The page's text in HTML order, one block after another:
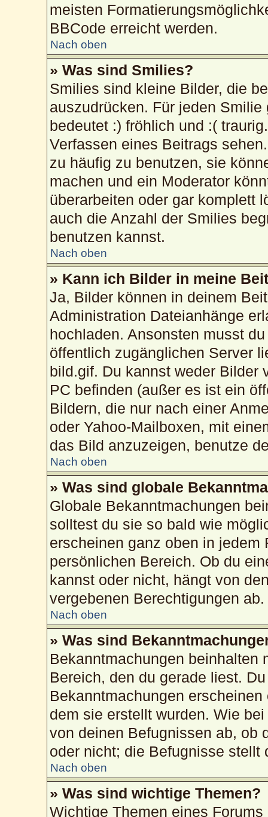
meisten
BBCode erreicht werden.
Nach oben
» Was sind Smilies?
Smilies sind kleine Bilder, die
auszudrücken. Für jeden
bedeutet :) fröhlich und :(
Verfassen eines Beitrags
zu häufig zu benutzen, sie
machen und ein Moderator
überarbeiten oder gar komplett
auch die Anzahl der Smilies
benutzen kannst.
Nach oben
» Kann ich Bilder in meine
Ja, Bilder können in deinem
Administration Dateianhänge
hochladen. Ansonsten musst
öffentlich zugänglichen Server
bild.gif. Du kannst weder Bilder
PC befinden (außer es ist ein
Bildern, die nur nach einer
oder Yahoo-Mailboxen, mit
das Bild anzuzeigen, benutze
Nach oben
» Was sind globale
Globale Bekanntmachungen
solltest du sie so bald wie
erscheinen ganz oben in
persönlichen Bereich. Ob du
kannst oder nicht, hängt von
vergebenen Berechtigungen ab.
Nach oben
» Was sind
Bekanntmachungen beinhalten
Bereich, den du gerade liest.
Bekanntmachungen
dem sie erstellt wurden. Wie
von deinen Befugnissen ab, ob
oder nicht; die Befugnisse stellt
Nach oben
» Was sind wichtige Themen?
Wichtige Themen eines